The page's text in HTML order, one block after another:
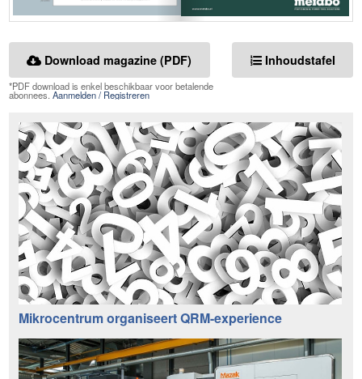
Inhoudstafel
Download magazine (PDF)
*PDF download is enkel beschikbaar voor betalende
abonnees. Aanmelden / Registreren
Mikrocentrum organiseert QRM-experience